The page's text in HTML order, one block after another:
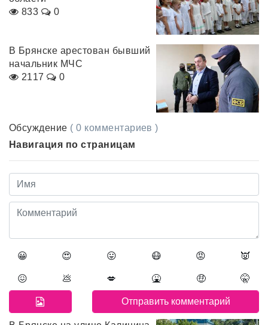
833
0
В Брянске арестован бывший
начальник МЧС
2117
0
Обсуждение ( 0 комментариев )
Навигация по страницам
😀 😍 😛 😷 😡 👿
😖 💩 💋 🤮 🤑 🤫